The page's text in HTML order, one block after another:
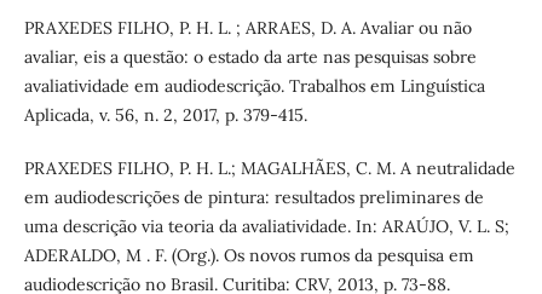
PRAXEDES FILHO, P. H. L. ; ARRAES, D. A. Avaliar ou não
avaliar, eis a questão: o estado da arte nas pesquisas sobre
avaliatividade em audiodescrição. Trabalhos em Linguística
Aplicada, v. 56, n. 2, 2017, p. 379-415.
PRAXEDES FILHO, P. H. L.; MAGALHÃES, C. M. A neutralidade
em audiodescrições de pintura: resultados preliminares de
uma descrição via teoria da avaliatividade. In: ARAÚJO, V. L. S;
ADERALDO, M . F. (Org.). Os novos rumos da pesquisa em
audiodescrição no Brasil. Curitiba: CRV, 2013, p. 73-88.